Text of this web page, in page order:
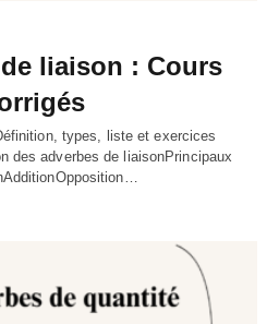
liaison : Cours
types, liste et exercices
des adverbes de liaisonPrincipaux